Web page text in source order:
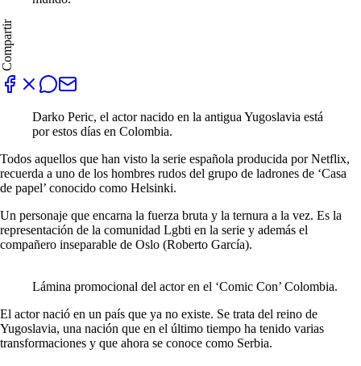
Compartir
Darko Peric, el actor nacido en la antigua Yugoslavia está
por estos días en Colombia.
Todos aquellos que han visto la serie española producida por Netflix,
recuerda a uno de los hombres rudos del grupo de ladrones de ‘Casa
de papel’ conocido como Helsinki.
Un personaje que encarna la fuerza bruta y la ternura a la vez. Es la
representación de la comunidad Lgbti en la serie y además el
compañero inseparable de Oslo (Roberto García).
Lámina promocional del actor en el ‘Comic Con’ Colombia.
El actor nació en un país que ya no existe. Se trata del reino de
Yugoslavia, una nación que en el último tiempo ha tenido varias
transformaciones y que ahora se conoce como Serbia.